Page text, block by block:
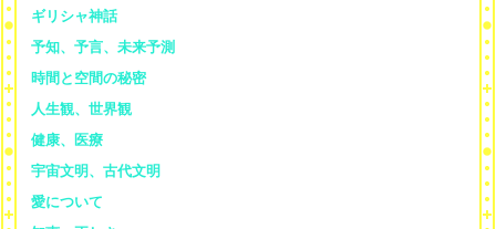
ギリシャ神話
予知、予言、未来予測
時間と空間の秘密
人生観、世界観
健康、医療
宇宙文明、古代文明
愛について